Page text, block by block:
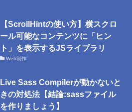
【ScrollHintの使い方】横スクロ
ール可能なコンテンツに「ヒン
ト」を表示するJSライブラリ
Web制作
Live Sass Compilerが動かないと
きの対処法【結論:sassファイル
を作りましょう】